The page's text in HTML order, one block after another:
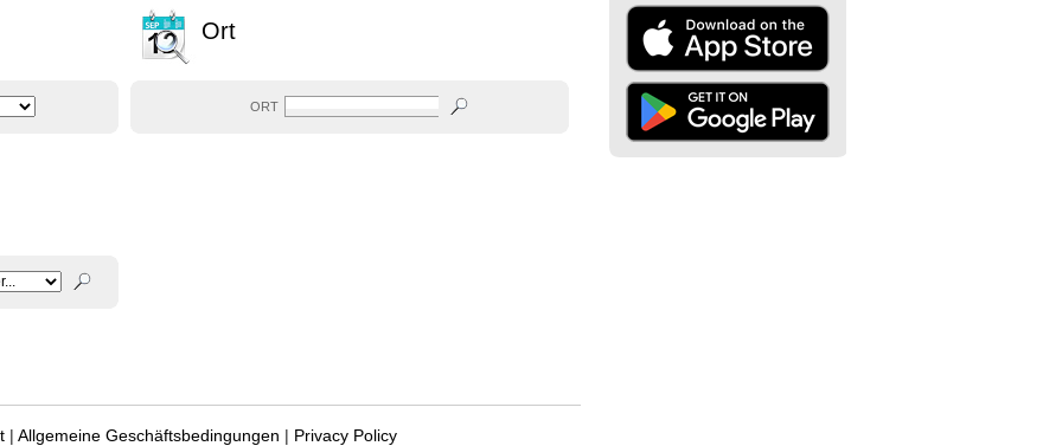
Ort
ORT
| Allgemeine Geschäftsbedingungen | Privacy Policy